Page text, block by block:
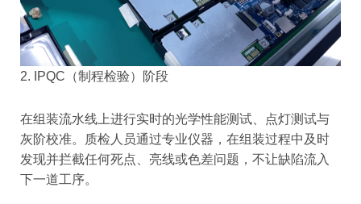
2. IPQC（制程检验）阶段
在组装流水线上进行实时的光学性能测试、点灯测试与
灰阶校准。质检人员通过专业仪器，在组装过程中及时
发现并拦截任何死点、亮线或色差问题，不让缺陷流入
下一道工序。